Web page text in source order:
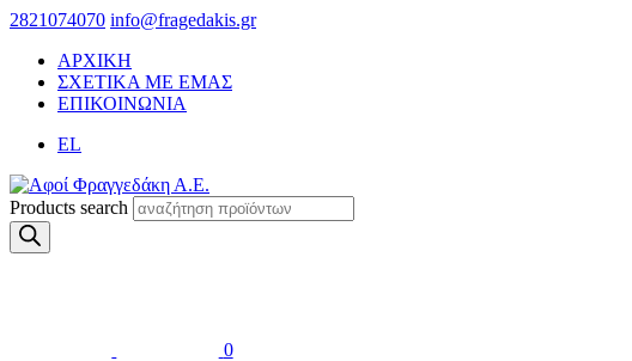
2821074070 info@fragedakis.gr
ΑΡΧΙΚΗ
ΣΧΕΤΙΚΑ ΜΕ ΕΜΑΣ
ΕΠΙΚΟΙΝΩΝΙΑ
EL
Products search
0